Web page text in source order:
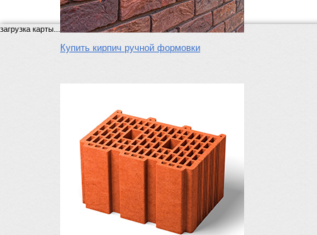
Купить кирпич ручной формовки
загрузка карты...